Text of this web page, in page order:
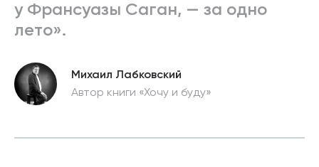
у Франсуазы Саган, — за одно
лето».
Михаил Лабковский
Автор книги «Хочу и буду»